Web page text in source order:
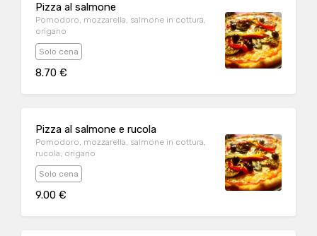
Pizza al salmone
Pomodoro, mozzarella, salmone in cottura,
origano
Solo cena
8.70 €
Pizza al salmone e rucola
Pomodoro, mozzarella, salmone in cottura,
rucola, origano
Solo cena
9.00 €